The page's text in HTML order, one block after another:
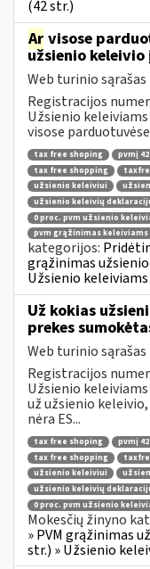
(42 str.)
Ar visose
užsienio
Web turinio sąrašas
Registracijos
Užsienio
visose
tax free shoping pvmį
tax free shopping
užsienio keleiviui
užsienio keleivių
0 proc. pvm užsienio
pvm grąžinimas keleiviams
kategorijos:
grąžinimas
Užsienio
Už kokias
prekes
Web turinio sąrašas
Registracijos
Užsienio
už užsienio
nėra ES...
tax free shoping pvmį
tax free shopping
užsienio keleiviui
užsienio keleivių
0 proc. pvm užsienio
Mokesčių žinyno
» PVM grąžinimas
str.) » Užsienio